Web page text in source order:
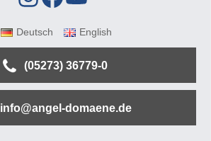
Deutsch English
(05273) 36779-0
info@angel-domaene.de